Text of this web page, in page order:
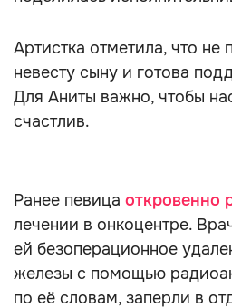
Артистка отметила, что не
невесту сыну и готова
Для Аниты важно, чтобы
счастлив.
Ранее певица откровенно
лечении в онкоцентре.
ей безоперационное
железы с помощью
по её словам, заперли в